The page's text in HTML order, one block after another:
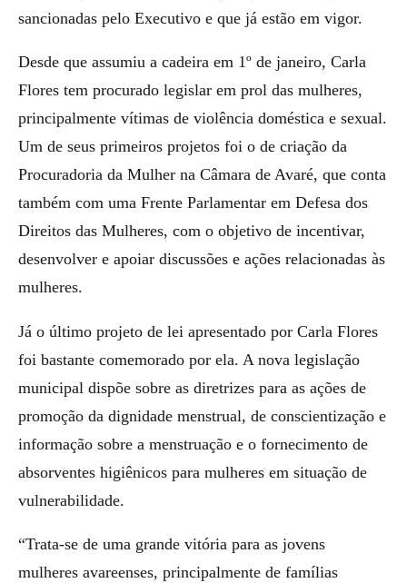
sancionadas pelo Executivo e que já estão em vigor.
Desde que assumiu a cadeira em 1º de janeiro, Carla
Flores tem procurado legislar em prol das mulheres,
principalmente vítimas de violência doméstica e sexual.
Um de seus primeiros projetos foi o de criação da
Procuradoria da Mulher na Câmara de Avaré, que conta
também com uma Frente Parlamentar em Defesa dos
Direitos das Mulheres, com o objetivo de incentivar,
desenvolver e apoiar discussões e ações relacionadas às
mulheres.
Já o último projeto de lei apresentado por Carla Flores
foi bastante comemorado por ela. A nova legislação
municipal dispõe sobre as diretrizes para as ações de
promoção da dignidade menstrual, de conscientização e
informação sobre a menstruação e o fornecimento de
absorventes higiênicos para mulheres em situação de
vulnerabilidade.
“Trata-se de uma grande vitória para as jovens
mulheres avareenses, principalmente de famílias